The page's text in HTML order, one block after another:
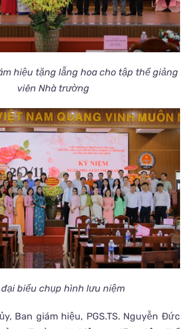
hiệu tặng lẵng hoa cho tập thể giảng
viên Nhà trường
đại biểu chụp hình lưu niệm
Ban giám hiệu, PGS.TS. Nguyễn Đức